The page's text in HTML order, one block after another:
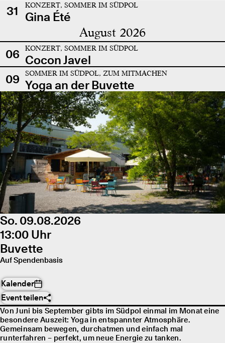
31
KONZERT, SOMMER IM SÜDPOL
Gina Été
August 2026
06 KONZERT, SOMMER IM SÜDPOL
Cocon Javel
09
SOMMER IM SÜDPOL, ZUM MITMACHEN
Yoga an der Buvette
So. 09.08.2026
13:00 Uhr
Buvette
Auf Spendenbasis
Kalender
Event teilen
Von Juni bis September gibts im Südpol einmal im Monat eine
besondere Auszeit: Yoga in entspannter Atmosphäre.
Gemeinsam bewegen, durchatmen und einfach mal
runterfahren – perfekt, um neue Energie zu tanken.